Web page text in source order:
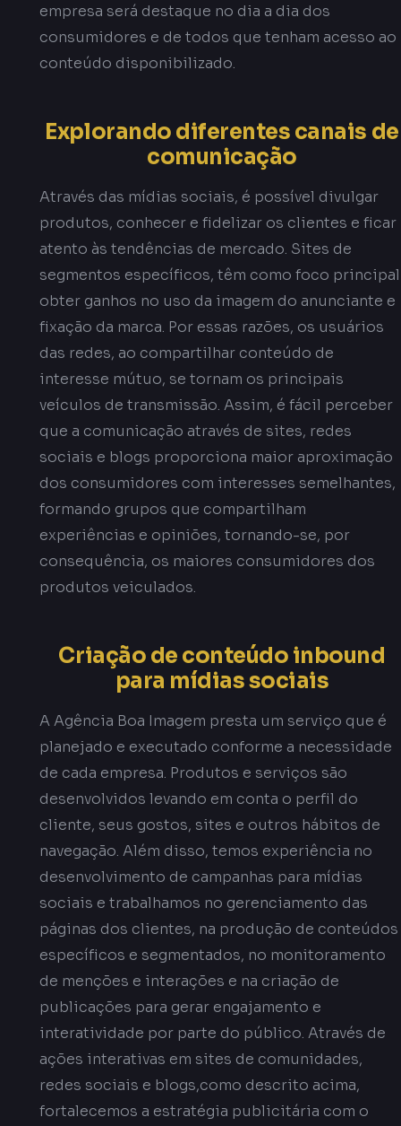
empresa será destaque no dia a dia dos
consumidores e de todos que tenham acesso ao
conteúdo disponibilizado.
Explorando diferentes canais de
comunicação
Através das mídias sociais, é possível divulgar
produtos, conhecer e fidelizar os clientes e ficar
atento às tendências de mercado. Sites de
segmentos específicos, têm como foco principal
obter ganhos no uso da imagem do anunciante e
fixação da marca. Por essas razões, os usuários
das redes, ao compartilhar conteúdo de
interesse mútuo, se tornam os principais
veículos de transmissão. Assim, é fácil perceber
que a comunicação através de sites, redes
sociais e blogs proporciona maior aproximação
dos consumidores com interesses semelhantes,
formando grupos que compartilham
experiências e opiniões, tornando-se, por
consequência, os maiores consumidores dos
produtos veiculados.
Criação de conteúdo inbound
para mídias sociais
A Agência Boa Imagem presta um serviço que é
planejado e executado conforme a necessidade
de cada empresa. Produtos e serviços são
desenvolvidos levando em conta o perfil do
cliente, seus gostos, sites e outros hábitos de
navegação. Além disso, temos experiência no
desenvolvimento de campanhas para mídias
sociais e trabalhamos no gerenciamento das
páginas dos clientes, na produção de conteúdos
específicos e segmentados, no monitoramento
de menções e interações e na criação de
publicações para gerar engajamento e
interatividade por parte do público. Através de
ações interativas em sites de comunidades,
redes sociais e blogs,como descrito acima,
fortalecemos a estratégia publicitária com o